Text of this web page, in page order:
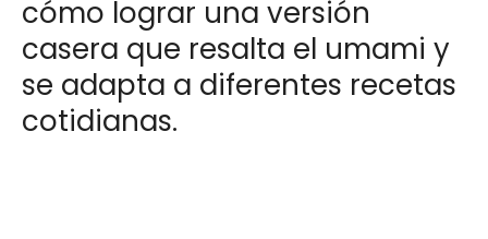
cómo lograr una versión
casera que resalta el umami y
se adapta a diferentes recetas
cotidianas.